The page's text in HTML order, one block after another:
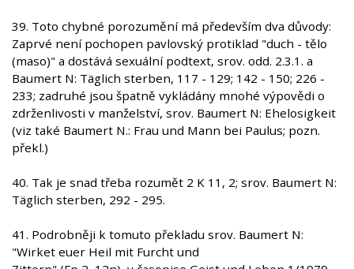
39. Toto chybné porozumění má především dva důvody:
Zaprvé není pochopen pavlovský protiklad "duch - tělo
(maso)" a dostává sexuální podtext, srov. odd. 2.3.1. a
Baumert N: Täglich sterben, 117 - 129; 142 - 150; 226 -
233; zadruhé jsou špatně vykládány mnohé výpovědi o
zdrženlivosti v manželství, srov. Baumert N: Ehelosigkeit
(viz také Baumert N.: Frau und Mann bei Paulus; pozn.
překl.)
40. Tak je snad třeba rozumět 2 K 11, 2; srov. Baumert N:
Täglich sterben, 292 - 295.
41. Podrobněji k tomuto překladu srov. Baumert N:
"Wirket euer Heil mit Furcht und